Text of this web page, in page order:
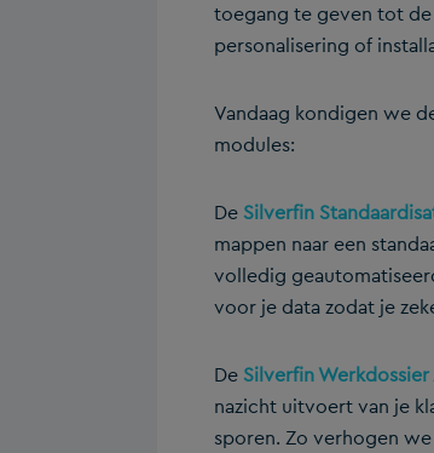
toegang te geven tot
personalisering of
Vandaag kondigen we
modules:
DeSilverfin
mappen naar een
volledig
voor je data zodat je
DeSilverfin Werkdossier
nazicht uitvoert van je
sporen. Zo verhogen